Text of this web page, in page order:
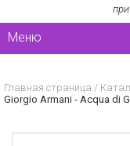
при
Меню
Главная страница /
Giorgio Armani - Acqua di